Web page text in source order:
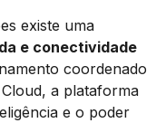
existe uma
e conectividade
coordenado
a plataforma
e o poder